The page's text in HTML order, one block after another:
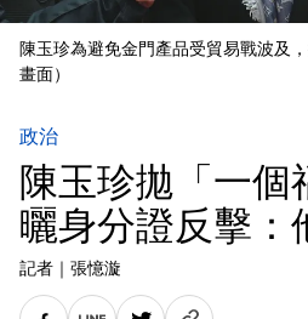
陳玉珍為避免金門產品受貿易戰波及
畫面）
政治
陳玉珍拋「一
曬身分證反擊：
記者 ｜ 張憶漩